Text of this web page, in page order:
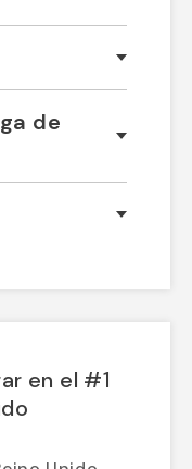
de
en el #1